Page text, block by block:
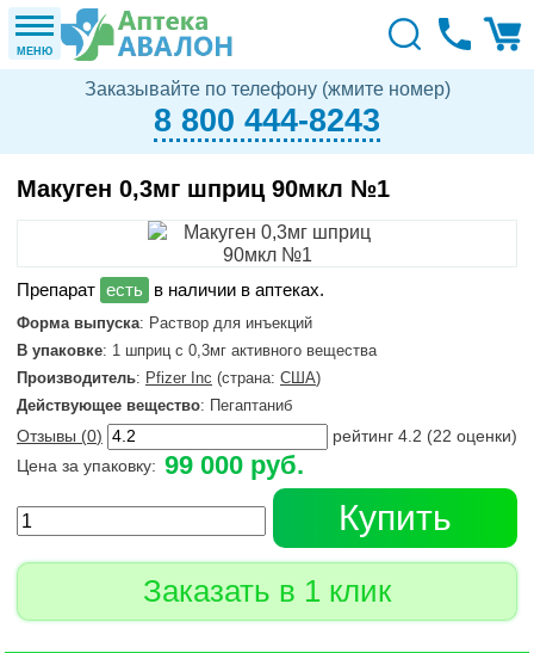
МЕНЮ
Заказывайте по телефону (жмите номер)
8 800 444-8243
Макуген 0,3мг шприц 90мкл №1
в наличии в аптеках.
Форма выпуска: Раствор для инъекций
В упаковке: 1 шприц с 0,3мг активного вещества
Производитель: Pfizer Inc (страна: США)
Действующее вещество: Пегаптаниб
Отзывы (0) рейтинг 4.2 (22 оценки)
Цена за упаковку: 99 000 руб.
Купить
Заказать в 1 клик